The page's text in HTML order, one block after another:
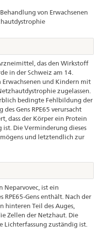
von Erwachsenen
das den Wirkstoff
in der Schweiz am 14.
und Kindern mit
zugelassen.
bedingte Fehlbildung der
Gens RPE65 verursacht
dass der Körper ein Protein
Die Verminderung dieses
und letztendlich zur
Neparvovec, ist ein
Gens enthält. Nach der
hinteren Teil des Auges,
Zellen der Netzhaut. Die
Lichterfassung zuständig ist.